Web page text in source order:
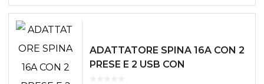
ADATTATORE SPINA 16A CON 2
PRESE E 2 USB CON